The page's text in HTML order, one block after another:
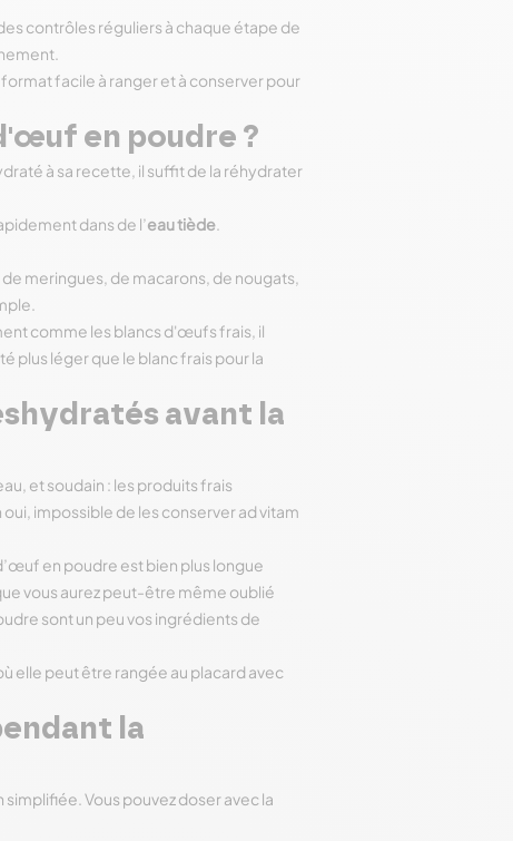
contrôles réguliers à chaque étape de
facile à ranger et à conserver pour
en poudre ?
à sa recette, il suffit de la réhydrater
dans de l’eau tiède.
meringues, de macarons, de nougats,
comme les blancs d'œufs frais, il
plus léger que le blanc frais pour la
avant la
et soudain : les produits frais
impossible de les conserver ad vitam
en poudre est bien plus longue
vous aurez peut-être même oublié
sont un peu vos ingrédients de
elle peut être rangée au placard avec
la
Vous pouvez doser avec la